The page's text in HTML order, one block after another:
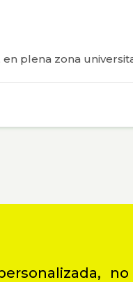
plena zona